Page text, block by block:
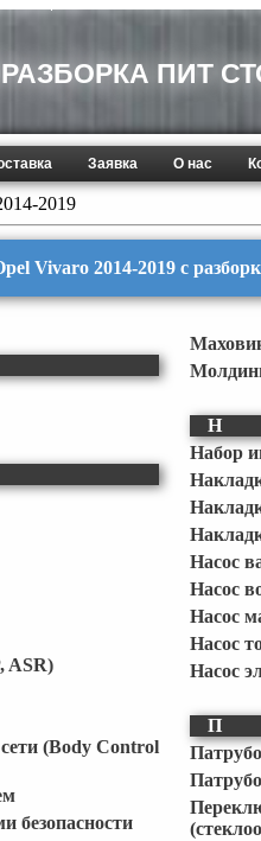
ПИТ
Заявка О нас
2019
Vivaro 2014-2019 с
ASR)
(Body Control
безопасности
Н
Набор
Насос
Насос
Насос
Насос
Насос
П